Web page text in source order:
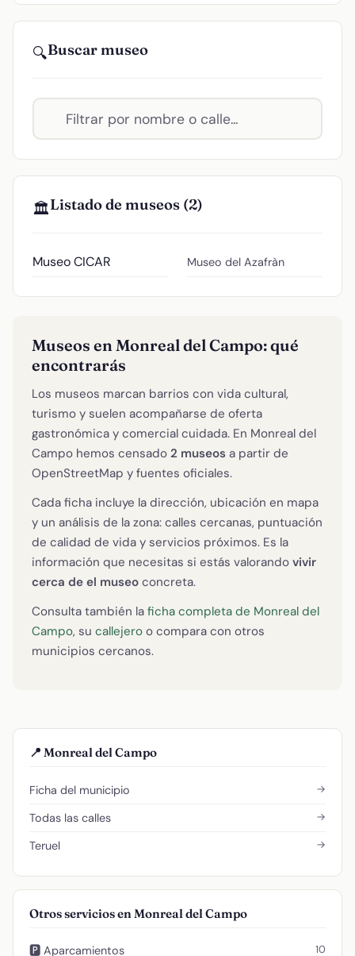
🔍Buscar museo
🏛️Listado de museos (2)
Museo CICAR Museo del Azafràn
Museos en Monreal del Campo: qué
encontrarás
Los museos marcan barrios con vida cultural,
turismo y suelen acompañarse de oferta
gastronómica y comercial cuidada. En Monreal del
Campo hemos censado 2 museos a partir de
OpenStreetMap y fuentes oficiales.
Cada ficha incluye la dirección, ubicación en mapa
y un análisis de la zona: calles cercanas, puntuación
de calidad de vida y servicios próximos. Es la
información que necesitas si estás valorando vivir
cerca de el museo concreta.
Consulta también la ficha completa de Monreal del
Campo, su callejero o compara con otros
municipios cercanos.
📍 Monreal del Campo
Ficha del municipio →
Todas las calles →
Teruel →
Otros servicios en Monreal del Campo
🅿️ Aparcamientos 10